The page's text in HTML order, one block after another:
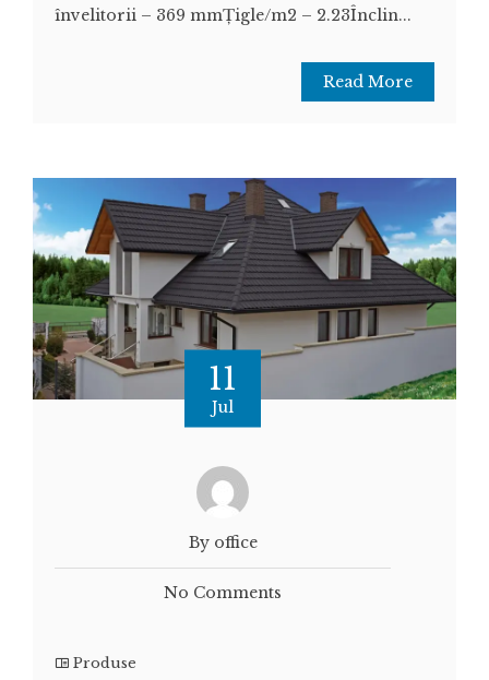
învelitorii – 369 mmȚigle/m2 – 2.23Înclin...
Read More
11
Jul
By office
No Comments
Produse